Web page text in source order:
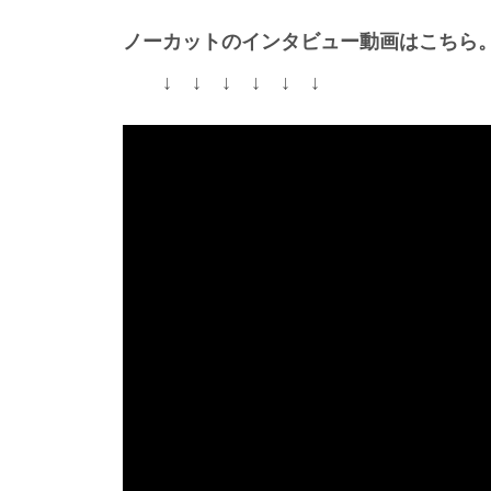
ノーカットのインタビュー動画はこちら
↓ ↓ ↓ ↓ ↓ ↓